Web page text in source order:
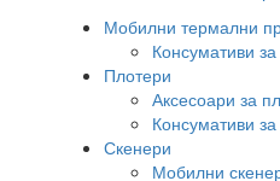
Мобилни термални
Консумативи
Плотери
Аксесоари за
Консумативи
Скенери
Мобилни